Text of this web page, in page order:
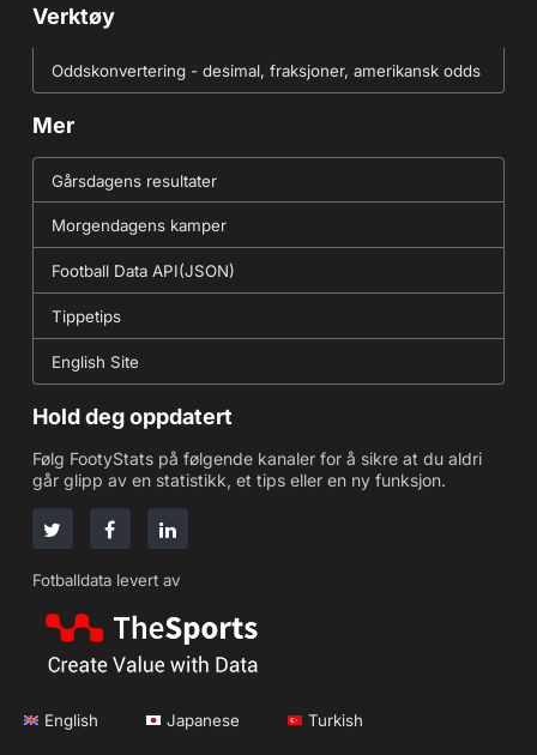
Verktøy
Oddskonvertering - desimal, fraksjoner, amerikansk odds
Mer
Gårsdagens resultater
Morgendagens kamper
Football Data API(JSON)
Tippetips
English Site
Hold deg oppdatert
Følg FootyStats på følgende kanaler for å sikre at du aldri
går glipp av en statistikk, et tips eller en ny funksjon.
Fotballdata levert av
English Japanese Turkish